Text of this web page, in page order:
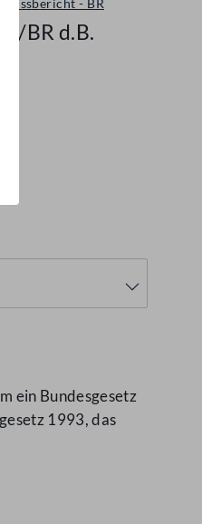
- BR
BR d.B.
ein Bundesgesetz
1993, das